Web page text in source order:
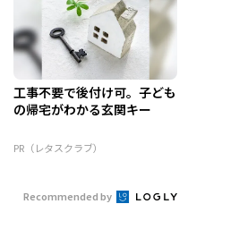
工事不要で後付け可。子ども
の帰宅がわかる玄関キー
PR（レタスクラブ）
Recommended by